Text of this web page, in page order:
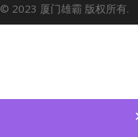
© 2023 厦门雄霸 版权所有.